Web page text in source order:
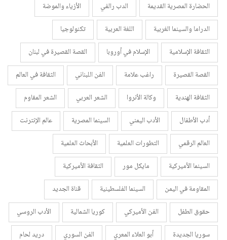
الحضارة المصرية القديمة
الدب رالفي
الأزياء والموضة
الدراما والسينما الغربية
اللغة العربية
تكنولوجيا
الثقافة الإسلامية
الإسلام في أوروبا
القصة القصيرة في لبنان
القصة القصيرة
راغب علامة الفن اللبناني
الثقافة في العالم
الثقافة الهندية
وكالة الأنروا الشعر العربي
الشعر المقاوم
أدب الأطفال
الأدب اليمني السينما المصرية
عالم الإنترنت
العالم الرقمي
التطورات العلمية
الأبحاث العلمية
السينما الأميركية
مايكل مور
الثقافة الأميركية
المقاومة في اليمن
السينما الفلسطينية
قناة الجديد
حقوق الطفل
الفن الأميركي كوريا الشمالية
الأدب الروسي
سوريا الجديدة
أبو العلاء المعري الفن السوري
دريد لحام